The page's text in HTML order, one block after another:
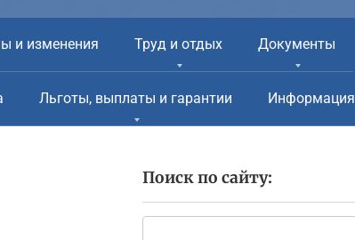
и изменения Труд и отдых Документы
Льготы, выплаты и гарантии Информация
Поиск по сайту: